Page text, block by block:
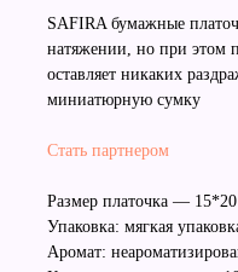
SAFIRA бумажные
натяжении, но при этом
оставляет никаких
миниатюрную сумку
Стать партнером
Размер платочка —
Упаковка: мягкая
Аромат: